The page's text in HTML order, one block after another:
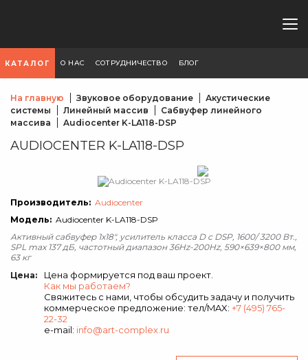
КАТАЛОГ О НАС СОТРУДНИЧЕСТВО БЛОГ
На главную Звуковое оборудование
Акустические
системы
Линейный массив
Сабвуфер линейного
массива
Audiocenter K-LA118-DSP
AUDIOCENTER K-LA118-DSP
Производитель: Audiocenter
Модель: Audiocenter K-LA118-DSP
Активный сабвуфер 1х18", усилитель класса D с DSP, 1600/ 3200 Вт.,
SPL max 137 дБ, частотный диапазон 36Hz-200Hz, 590×639×800 мм,
63 кг
Цена:
Цена формируется под ваш проект.
Как мы работаем?
Свяжитесь с нами, чтобы обсудить задачу и получить
коммерческое предложение: тел/MAX: +7 (495) 765-
22-32
e-mail: info@art-complex.ru